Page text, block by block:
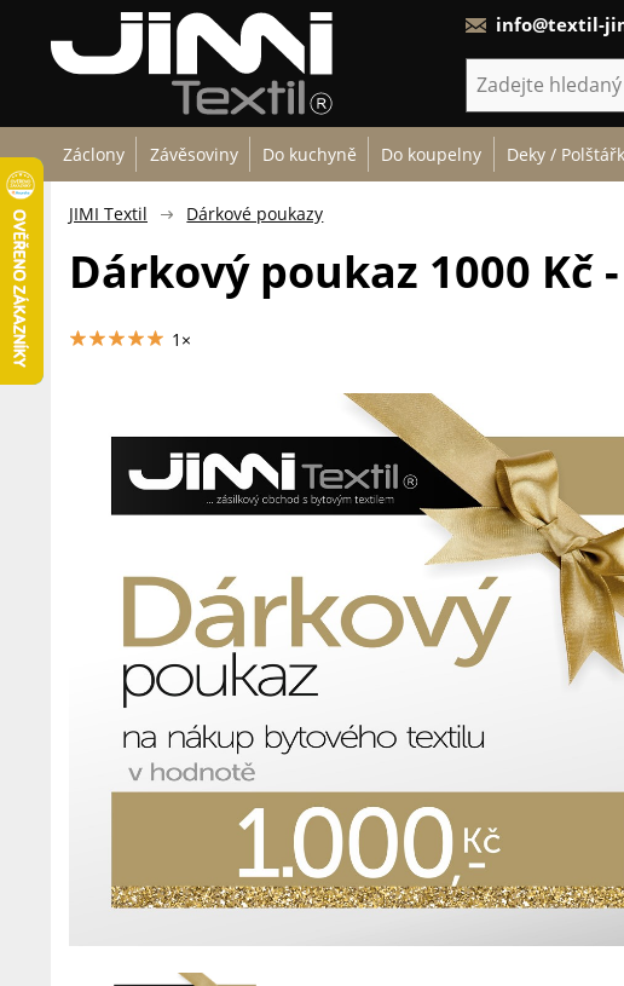
info@textil-
Záclony Závěsoviny Do kuchyně Do koupelny Deky /
JIMI Textil Dárkové poukazy
1×
Dárkový poukaz 1000 Kč